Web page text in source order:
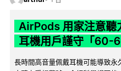
AirPods 用家注意聽
耳機用戶謹守「60-
長時間高音量佩戴耳機可能導致